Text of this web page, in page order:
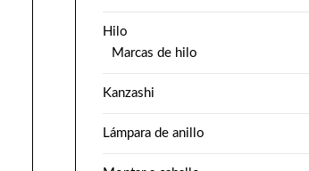
Hilo
Marcas de hilo
Kanzashi
Lámpara de anillo